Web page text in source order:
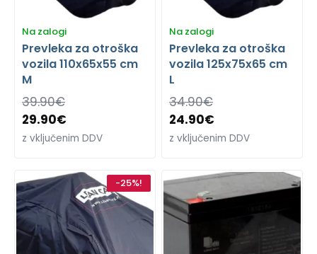
Na zalogi
Prevleka za otroška
vozila 110x65x55 cm
M
39.90€
29.90€
z vključenim DDV
Na zalogi
Prevleka za otroška
vozila 125x75x65 cm
L
34.90€
24.90€
z vključenim DDV
-25%!